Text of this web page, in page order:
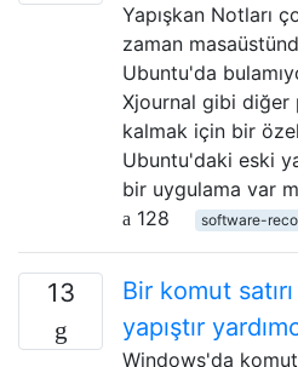
Yapışkan Notları
zaman
Ubuntu'da
Xjournal gibi diğer
kalmak için bir
Ubuntu'daki eski
bir uygulama var
128
software-
13
Bir komut
yapıştır
Windows'da